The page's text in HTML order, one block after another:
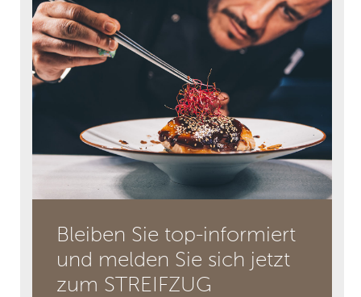
Bleiben Sie top-informiert
und melden Sie sich jetzt
zum STREIFZUG